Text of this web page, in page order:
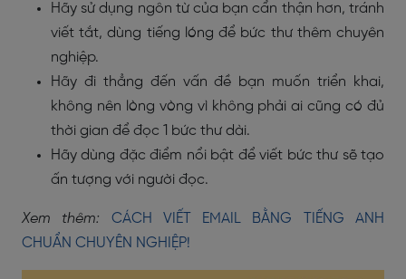
Hãy sử dụng ngôn từ của bạn cẩn thận hơn, tránh
viết tắt, dùng tiếng lóng để bức thư thêm chuyên
nghiệp.
Hãy đi thẳng đến vấn đề bạn muốn triển khai,
không nên lòng vòng vì không phải ai cũng có đủ
thời gian để đọc 1 bức thư dài.
Hãy dùng đặc điểm nổi bật để viết bức thư sẽ tạo
ấn tượng với người đọc.
Xem thêm: CÁCH VIẾT EMAIL BẰNG TIẾNG ANH
CHUẨN CHUYÊN NGHIỆP!